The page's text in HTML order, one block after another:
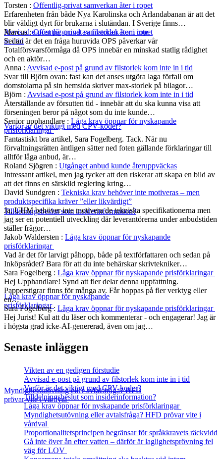
Avvisad e-post på grund av filstorlek kom inte
in i tid
Varför är det viktigt med CPV-koder?
Tilldelningsbeslut som insiderinformation?
Låga krav öppnar för nyskapande
prisförklaringar
Myndighetsutövning eller avtalsfråga? HFD
prövar vite i vårdval
Torsten : Offentlig-privat samverkan åter i ropet
Erfarenheten från både Nya Karolinska och Arlandabanan är att det
blir väldigt dyrt för brukarna i slutändan. I Sverige finns…
Marcus:Offentlig-privat samverkan åter i ropet
Sedan är det en fråga huruvida OPS påverkar vår
Totalförsvarsförmåga då OPS innebär en minskad statlig rådighet
och en aktör…
Anna : Avvisad e-post på grund av filstorlek kom inte in i tid
Svar till Björn ovan: fast kan det anses utgöra laga förfall om
domstolarna på sin hemsida skriver max-storlek på bilagor…
Björn : Avvisad e-post på grund av filstorlek kom inte in i tid
Återställande av försutten tid - innebär att du ska kunna visa att
förseningen beror på något som du inte kunde…
Senior upphandlare : Låga krav öppnar för nyskapande
prisförklaringar
Fantastiskt bra artikel, Sara Fogelberg. Tack. När nu
förvaltningsrätten äntligen sätter ned foten gällande förklaringar till
alltför låga anbud, är…
Roland Sjögren : Utgånget anbud kunde återuppväckas
Intressant artikel, men jag tycker att den riskerar att skapa en bild av
att det finns en särskild reglering kring…
David Sundgren : Tekniska krav behöver inte motiveras – men
produktspecifika kräver ”eller likvärdigt”
Ja, UHM behöver inte motivera de tekniska specifikationerna men
jag ser en potentiell utveckling där leverantörerna under anbudstiden
ställer frågor…
Jakob Waldersten : Låga krav öppnar för nyskapande
prisförklaringar
Vad är det för larvigt påhopp, både på textförfattaren och sedan på
Inköpsrådet? Bara för att du inte behärskar skrivtekniker…
Sara Fogelberg : Låga krav öppnar för nyskapande prisförklaringar
Hej Upphandlare! Synd att fler delar denna uppfattning.
Papperstigrar finns för många av. Får hoppas på fler verktyg eller
en…
Sara Fogelberg: Låga krav öppnar för nyskapande prisförklaringar
Hej Jurist! Kul att du läser och kommenterar - och engagerar! Jag är
i högsta grad icke-AI-genererad, även om jag…
Senaste inläggen
Vikten av en gedigen förstudie
Avvisad e-post på grund av filstorlek kom inte in i tid
Varför är det viktigt med CPV-koder?
Tilldelningsbeslut som insiderinformation?
Låga krav öppnar för nyskapande prisförklaringar
Myndighetsutövning eller avtalsfråga? HFD prövar vite i
vårdval
Proportionalitetsprincipen begränsar för språkkravets räckvidd
Gå inte över ån efter vatten – därför är laglighetsprövning fel
väg för LOV